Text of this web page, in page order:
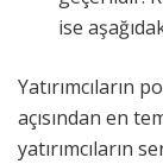
ise
Yatırımcıların
açısından en
yatırımcıların